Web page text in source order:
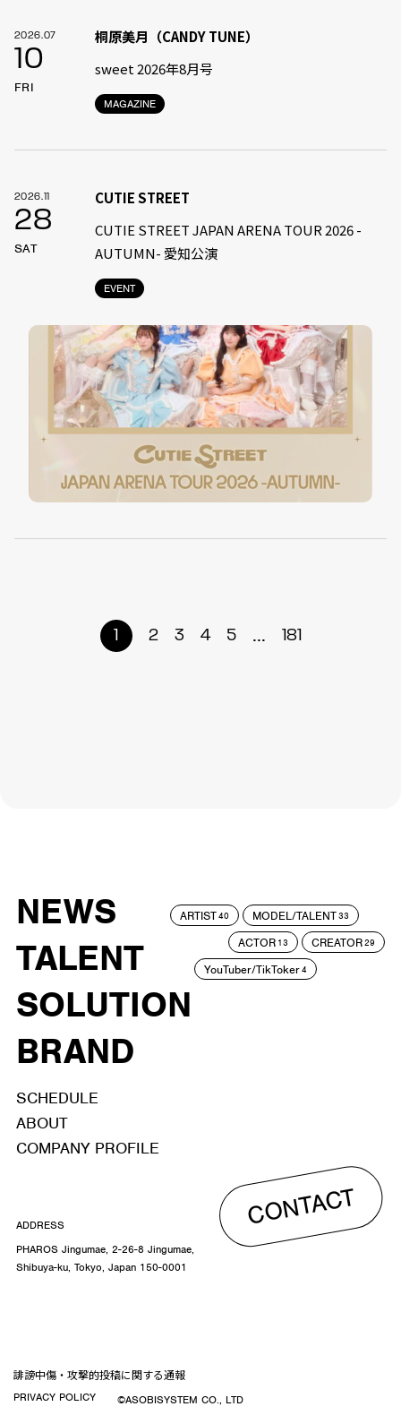
2026.07
10
FRI
MAGAZINE
桐原美月（CANDY TUNE）
sweet 2026年8月号
2026.11
28
SAT
EVENT
CUTIE STREET
CUTIE STREET JAPAN ARENA TOUR 2026 -
AUTUMN- 愛知公演
1 2 3 4 5 ... 181
NEWS
TALENT
SOLUTION
BRAND
ARTIST40 MODEL/TALENT33
ACTOR 13 CREATOR29
YouTuber/TikToker4
SCHEDULE
ABOUT
COMPANY PROFILE
CONTACT
ADDRESS
PHAROS Jingumae, 2-26-8 Jingumae,
Shibuya-ku, Tokyo, Japan 150-0001
誹謗中傷・攻撃的投稿に関する通報
PRIVACY POLICY
©ASOBISYSTEM CO., LTD